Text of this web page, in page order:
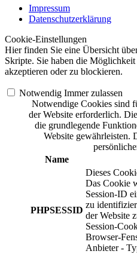
Impressum
Datenschutzerklärung
Cookie-Einstellungen
Hier finden Sie eine Übersicht
Skripte. Sie haben die
akzeptieren oder zu blockieren.
Notwendig Immer zulassen
Notwendige Cookies sind
der Website erforderlich.
die grundlegende
Website gewährleisten.
Name
PHPSESSID
Dieses
Das Cookie
Session-ID
zu
der Website
Session-
Browser-
Anbieter -